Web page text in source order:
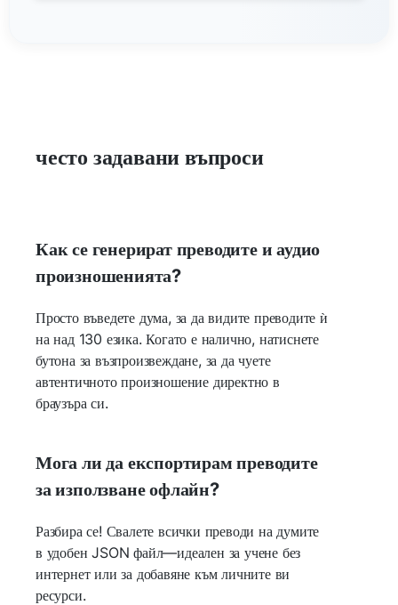
често задавани въпроси
Как се генерират преводите и аудио
произношенията?
Просто въведете дума, за да видите преводите ѝ
на над 130 езика. Когато е налично, натиснете
бутона за възпроизвеждане, за да чуете
автентичното произношение директно в
браузъра си.
Мога ли да експортирам преводите
за използване офлайн?
Разбира се! Свалете всички преводи на думите
в удобен JSON файл—идеален за учене без
интернет или за добавяне към личните ви
ресурси.